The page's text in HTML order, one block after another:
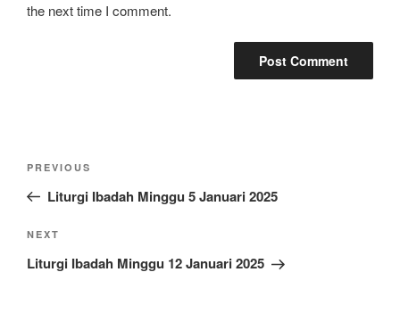
the next time I comment.
Post
Previous
Post
PREVIOUS
Liturgi Ibadah Minggu 5 Januari 2025
Next
Post
NEXT
Liturgi Ibadah Minggu 12 Januari 2025